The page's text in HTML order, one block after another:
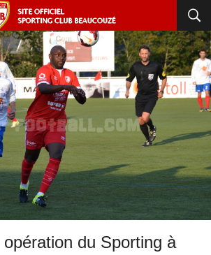
du Sporting à